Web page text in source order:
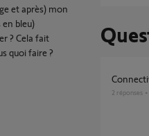
et après) mon
bleu)
? Cela fait
quoi faire ?
2 réponses